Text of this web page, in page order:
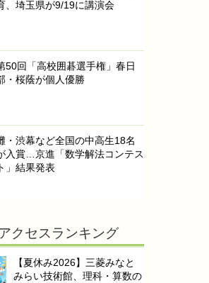
、埼玉県が9/19に講演会
50回「高校囲碁選手権」春日
・桜蔭が個人優勝
・渋幕など全国の中高生18名
入賞…京進「数学解法コンテス
ト」結果発表
クセスランキング
【夏休み2026】三菱みなと
みらい技術館、理科・算数の